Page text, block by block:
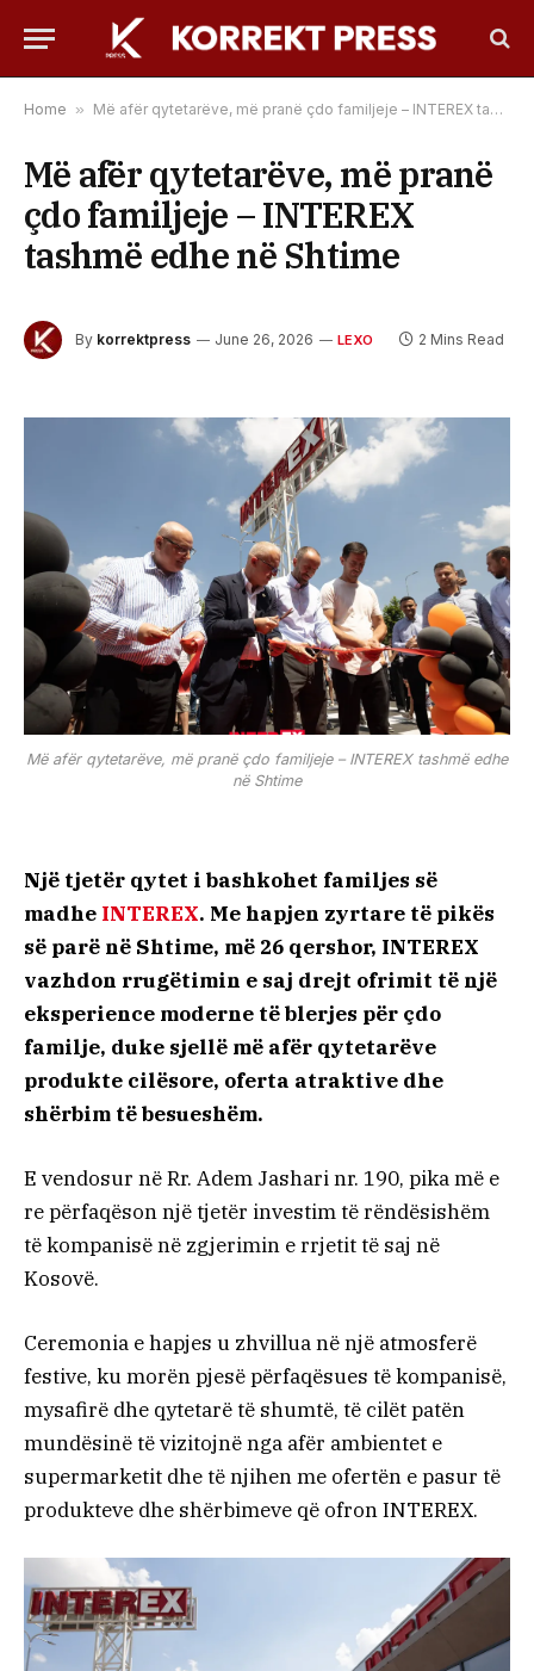
Home » Më afër qytetarëve, më pranë çdo familjeje – INTEREX tashmë edhe në Shtime
Më afër qytetarëve, më pranë
çdo familjeje – INTEREX
tashmë edhe në Shtime
By korrektpress June 26, 2026 LEXO 2 Mins Read
Më afër qytetarëve, më pranë çdo familjeje – INTEREX tashmë edhe
në Shtime
Një tjetër qytet i bashkohet familjes së
madhe INTEREX. Me hapjen zyrtare të pikës
së parë në Shtime, më 26 qershor, INTEREX
vazhdon rrugëtimin e saj drejt ofrimit të një
eksperience moderne të blerjes për çdo
familje, duke sjellë më afër qytetarëve
produkte cilësore, oferta atraktive dhe
shërbim të besueshëm.
E vendosur në Rr. Adem Jashari nr. 190, pika më e
re përfaqëson një tjetër investim të rëndësishëm
të kompanisë në zgjerimin e rrjetit të saj në
Kosovë.
Ceremonia e hapjes u zhvillua në një atmosferë
festive, ku morën pjesë përfaqësues të kompanisë,
mysafirë dhe qytetarë të shumtë, të cilët patën
mundësinë të vizitojnë nga afër ambientet e
supermarketit dhe të njihen me ofertën e pasur të
produkteve dhe shërbimeve që ofron INTEREX.